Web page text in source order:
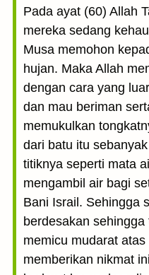
Pada ayat (60) Allah
mereka sedang
Musa memohon
hujan. Maka Allah
dengan cara yang
dan mau beriman
memukulkan
dari batu itu
titiknya seperti mata
mengambil air bagi
Bani Israil. Sehingga
berdesakan
memicu mudarat
memberikan nikmat